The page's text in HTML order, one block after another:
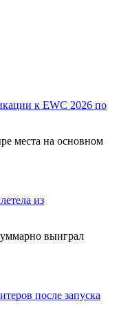
к EWC 2026 по
места на основном
из
выиграл
после запуска